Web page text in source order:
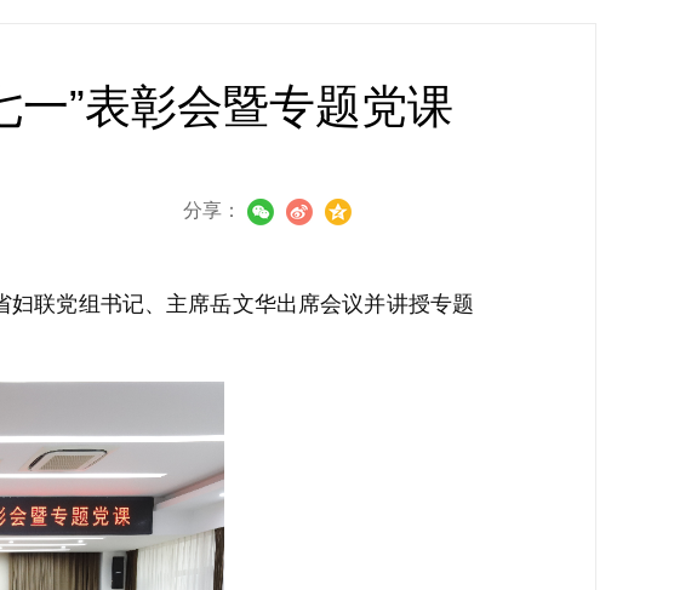
一”表彰会暨专题党课
分享：
联党组书记、主席岳文华出席会议并讲授专题